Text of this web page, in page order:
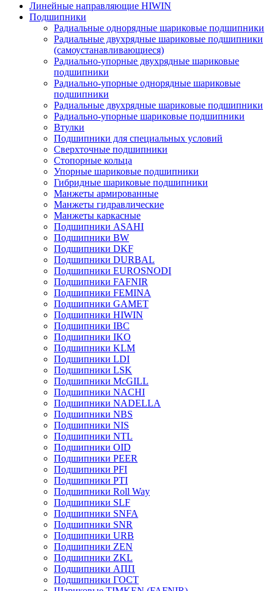
Линейные направляющие HIWIN
Подшипники
Радиальные однорядные шариковые подшипники
Радиальные двухрядные шариковые подшипники
(самоустанавливающиеся)
Радиально-упорные двухрядные шариковые
подшипники
Радиально-упорные однорядные шариковые
подшипники
Радиальные двухрядные шариковые подшипники
Радиально-упорные шариковые подшипники
Втулки
Подшипники для специальных условий
Сверхточные подшипники
Стопорные кольца
Упорные шариковые подшипники
Гибридные шариковые подшипники
Манжеты армированные
Манжеты гидравлические
Манжеты каркасные
Подшипники ASAHI
Подшипники BW
Подшипники DKF
Подшипники DURBAL
Подшипники EUROSNODI
Подшипники FAFNIR
Подшипники FEMINA
Подшипники GAMET
Подшипники HIWIN
Подшипники IBC
Подшипники IKO
Подшипники KLM
Подшипники LDI
Подшипники LSK
Подшипники McGILL
Подшипники NACHI
Подшипники NADELLA
Подшипники NBS
Подшипники NIS
Подшипники NTL
Подшипники OID
Подшипники PEER
Подшипники PFI
Подшипники PTI
Подшипники Roll Way
Подшипники SLF
Подшипники SNFA
Подшипники SNR
Подшипники URB
Подшипники ZEN
Подшипники ZKL
Подшипники АПП
Подшипники ГОСТ